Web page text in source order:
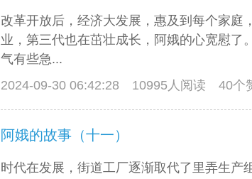
改革开放后，经济大发展，惠及到每个家庭
业，第三代也在茁壮成长，阿娥的心宽慰
气有些急...
2024-09-30 06:42:28
10995人阅读 40个
阿娥的故事（十一）
时代在发展，街道工厂逐渐取代了里弄生产